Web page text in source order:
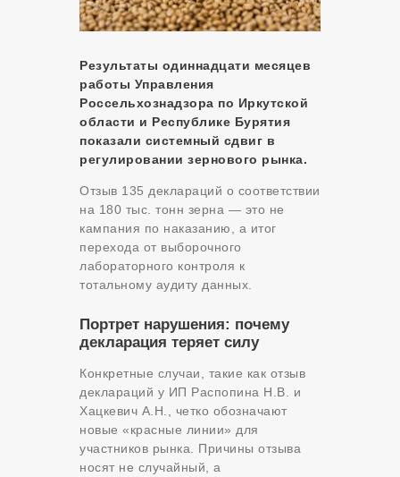
Результаты одиннадцати месяцев
работы Управления
Россельхознадзора по Иркутской
области и Республике Бурятия
показали системный сдвиг в
регулировании зернового рынка.
Отзыв 135 деклараций о соответствии
на 180 тыс. тонн зерна — это не
кампания по наказанию, а итог
перехода от выборочного
лабораторного контроля к
тотальному аудиту данных.
Портрет нарушения: почему
декларация теряет силу
Конкретные случаи, такие как отзыв
деклараций у ИП Распопина Н.В. и
Хацкевич А.Н., четко обозначают
новые «красные линии» для
участников рынка. Причины отзыва
носят не случайный, а